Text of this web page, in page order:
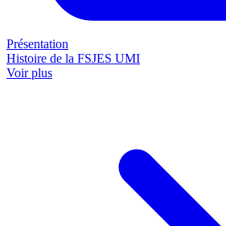
Présentation
Histoire de la FSJES UMI
Voir plus